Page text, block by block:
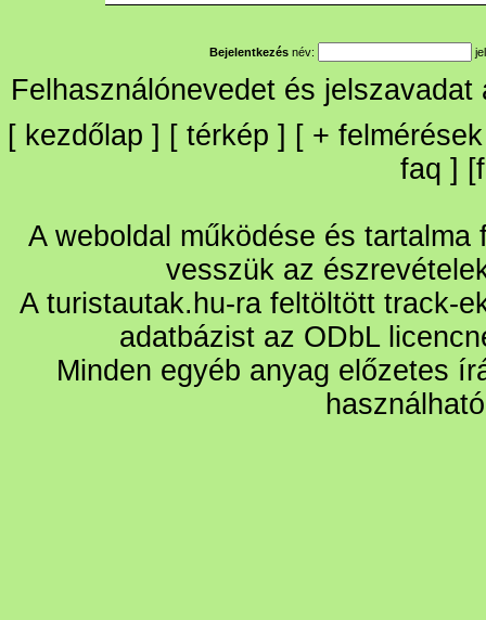
Bejelentkezés név:
Felhasználónevedet és
[ kezdőlap ] [ térkép ] [ + felmérések
faq ] [
A weboldal működése és
vesszük az
A turistautak.hu-ra feltöltött track-
adatbázist az ODbL
Minden egyéb anyag előzetes